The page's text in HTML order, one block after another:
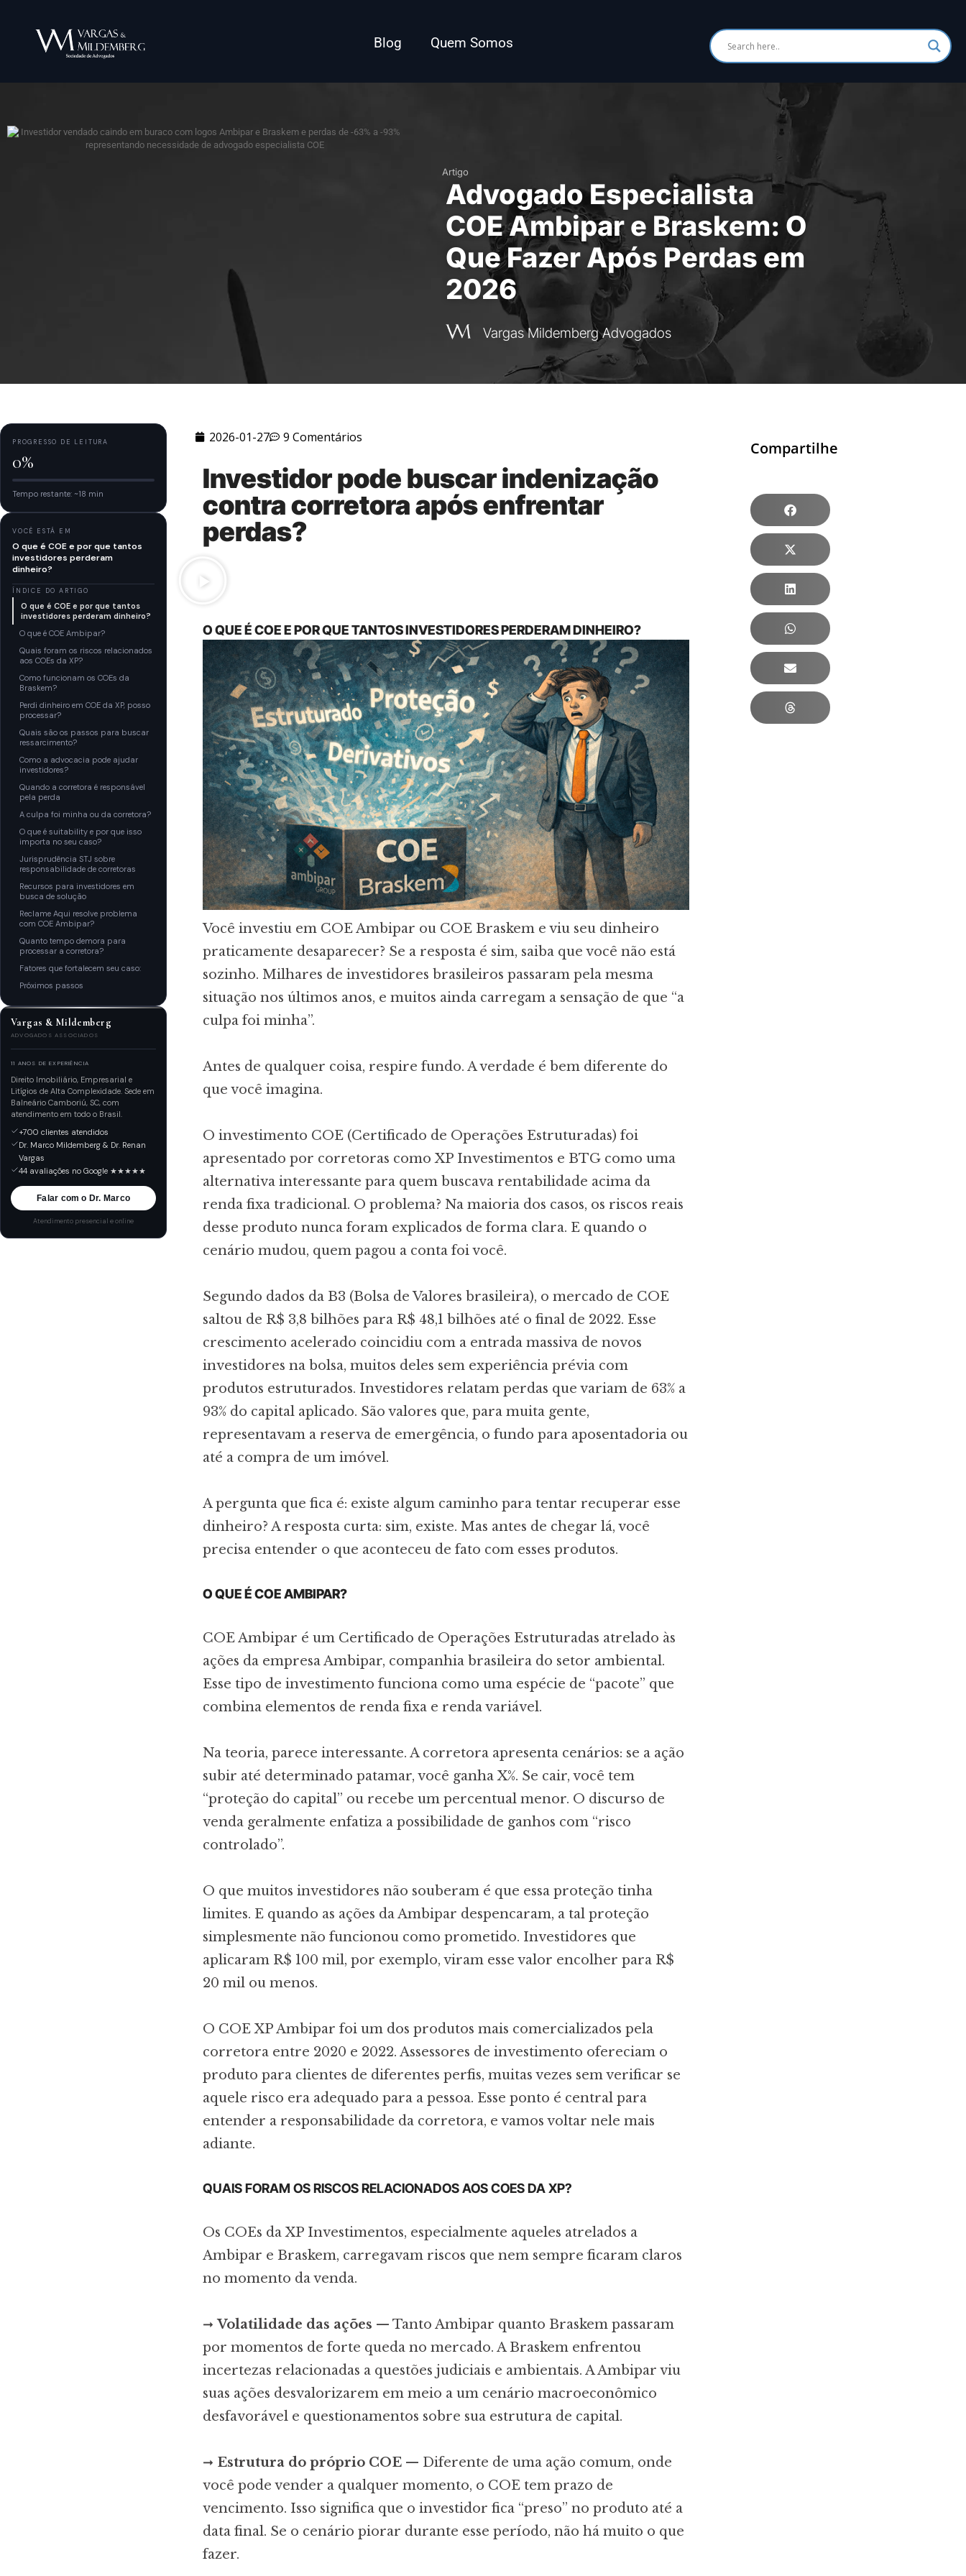
Blog Quem Somos
Artigo
Advogado Especialista
COE Ambipar e Braskem: O
Que Fazer Após Perdas em
2026
Vargas Mildemberg Advogados
PROGRESSO DE LEITURA
0%
Tempo restante: ~18 min
VOCÊ ESTÁ EM
O que é COE e por que tantos
investidores perderam
dinheiro?
ÍNDICE DO ARTIGO
O que é COE e por que tantos
investidores perderam dinheiro?
O que é COE Ambipar?
Quais foram os riscos relacionados
aos COEs da XP?
Como funcionam os COEs da
Braskem?
Perdi dinheiro em COE da XP, posso
processar?
Quais são os passos para buscar
ressarcimento?
Como a advocacia pode ajudar
investidores?
Quando a corretora é responsável
pela perda
A culpa foi minha ou da corretora?
O que é suitability e por que isso
importa no seu caso?
Jurisprudência STJ sobre
responsabilidade de corretoras
Recursos para investidores em
busca de solução
Reclame Aqui resolve problema
com COE Ambipar?
Quanto tempo demora para
processar a corretora?
Fatores que fortalecem seu caso:
Próximos passos
Vargas & Mildemberg
ADVOGADOS ASSOCIADOS
11 ANOS DE EXPERIÊNCIA
Direito Imobiliário, Empresarial e
Litígios de Alta Complexidade. Sede em
Balneário Camboriú, SC, com
atendimento em todo o Brasil.
+700 clientes atendidos
Dr. Marco Mildemberg & Dr. Renan
Vargas
44 avaliações no Google ★★★★★
Falar com o Dr. Marco
Atendimento presencial e online
2026-01-27 9 Comentários
Investidor pode buscar indenização
contra corretora após enfrentar
perdas?
O QUE É COE E POR QUE TANTOS INVESTIDORES PERDERAM DINHEIRO?
Você investiu em COE Ambipar ou COE Braskem e viu seu dinheiro
praticamente desaparecer? Se a resposta é sim, saiba que você não está
sozinho. Milhares de investidores brasileiros passaram pela mesma
situação nos últimos anos, e muitos ainda carregam a sensação de que “a
culpa foi minha”.
Antes de qualquer coisa, respire fundo. A verdade é bem diferente do
que você imagina.
O investimento COE (Certificado de Operações Estruturadas) foi
apresentado por corretoras como XP Investimentos e BTG como uma
alternativa interessante para quem buscava rentabilidade acima da
renda fixa tradicional. O problema? Na maioria dos casos, os riscos reais
desse produto nunca foram explicados de forma clara. E quando o
cenário mudou, quem pagou a conta foi você.
Segundo dados da B3 (Bolsa de Valores brasileira), o mercado de COE
saltou de R$ 3,8 bilhões para R$ 48,1 bilhões até o final de 2022. Esse
crescimento acelerado coincidiu com a entrada massiva de novos
investidores na bolsa, muitos deles sem experiência prévia com
produtos estruturados. Investidores relatam perdas que variam de 63% a
93% do capital aplicado. São valores que, para muita gente,
representavam a reserva de emergência, o fundo para aposentadoria ou
até a compra de um imóvel.
A pergunta que fica é: existe algum caminho para tentar recuperar esse
dinheiro? A resposta curta: sim, existe. Mas antes de chegar lá, você
precisa entender o que aconteceu de fato com esses produtos.
O QUE É COE AMBIPAR?
COE Ambipar é um Certificado de Operações Estruturadas atrelado às
ações da empresa Ambipar, companhia brasileira do setor ambiental.
Esse tipo de investimento funciona como uma espécie de “pacote” que
combina elementos de renda fixa e renda variável.
Na teoria, parece interessante. A corretora apresenta cenários: se a ação
subir até determinado patamar, você ganha X%. Se cair, você tem
“proteção do capital” ou recebe um percentual menor. O discurso de
venda geralmente enfatiza a possibilidade de ganhos com “risco
controlado”.
O que muitos investidores não souberam é que essa proteção tinha
limites. E quando as ações da Ambipar despencaram, a tal proteção
simplesmente não funcionou como prometido. Investidores que
aplicaram R$ 100 mil, por exemplo, viram esse valor encolher para R$
20 mil ou menos.
O COE XP Ambipar foi um dos produtos mais comercializados pela
corretora entre 2020 e 2022. Assessores de investimento ofereciam o
produto para clientes de diferentes perfis, muitas vezes sem verificar se
aquele risco era adequado para a pessoa. Esse ponto é central para
entender a responsabilidade da corretora, e vamos voltar nele mais
adiante.
QUAIS FORAM OS RISCOS RELACIONADOS AOS COES DA XP?
Os COEs da XP Investimentos, especialmente aqueles atrelados a
Ambipar e Braskem, carregavam riscos que nem sempre ficaram claros
no momento da venda.
➞Volatilidade das ações — Tanto Ambipar quanto Braskem passaram
por momentos de forte queda no mercado. A Braskem enfrentou
incertezas relacionadas a questões judiciais e ambientais. A Ambipar viu
suas ações desvalorizarem em meio a um cenário macroeconômico
desfavorável e questionamentos sobre sua estrutura de capital.
➞ Estrutura do próprio COE — Diferente de uma ação comum, onde
você pode vender a qualquer momento, o COE tem prazo de
vencimento. Isso significa que o investidor fica “preso” no produto até a
data final. Se o cenário piorar durante esse período, não há muito o que
fazer.
Compartilhe